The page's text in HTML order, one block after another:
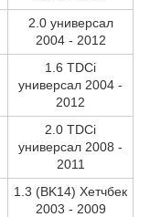
2.0 универсал
2004 - 2012
1.6 TDCi
универсал 2004 -
2012
2.0 TDCi
универсал 2008 -
2011
1.3 (BK14) Хетчбек
2003 - 2009